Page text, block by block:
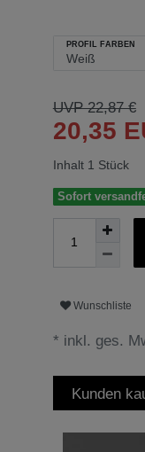
PROFIL FARBEN
UVP 22,87 €
20,35
Inhalt 1 Stück
Sofort
Wunschliste
* inkl. ges.
Kunden